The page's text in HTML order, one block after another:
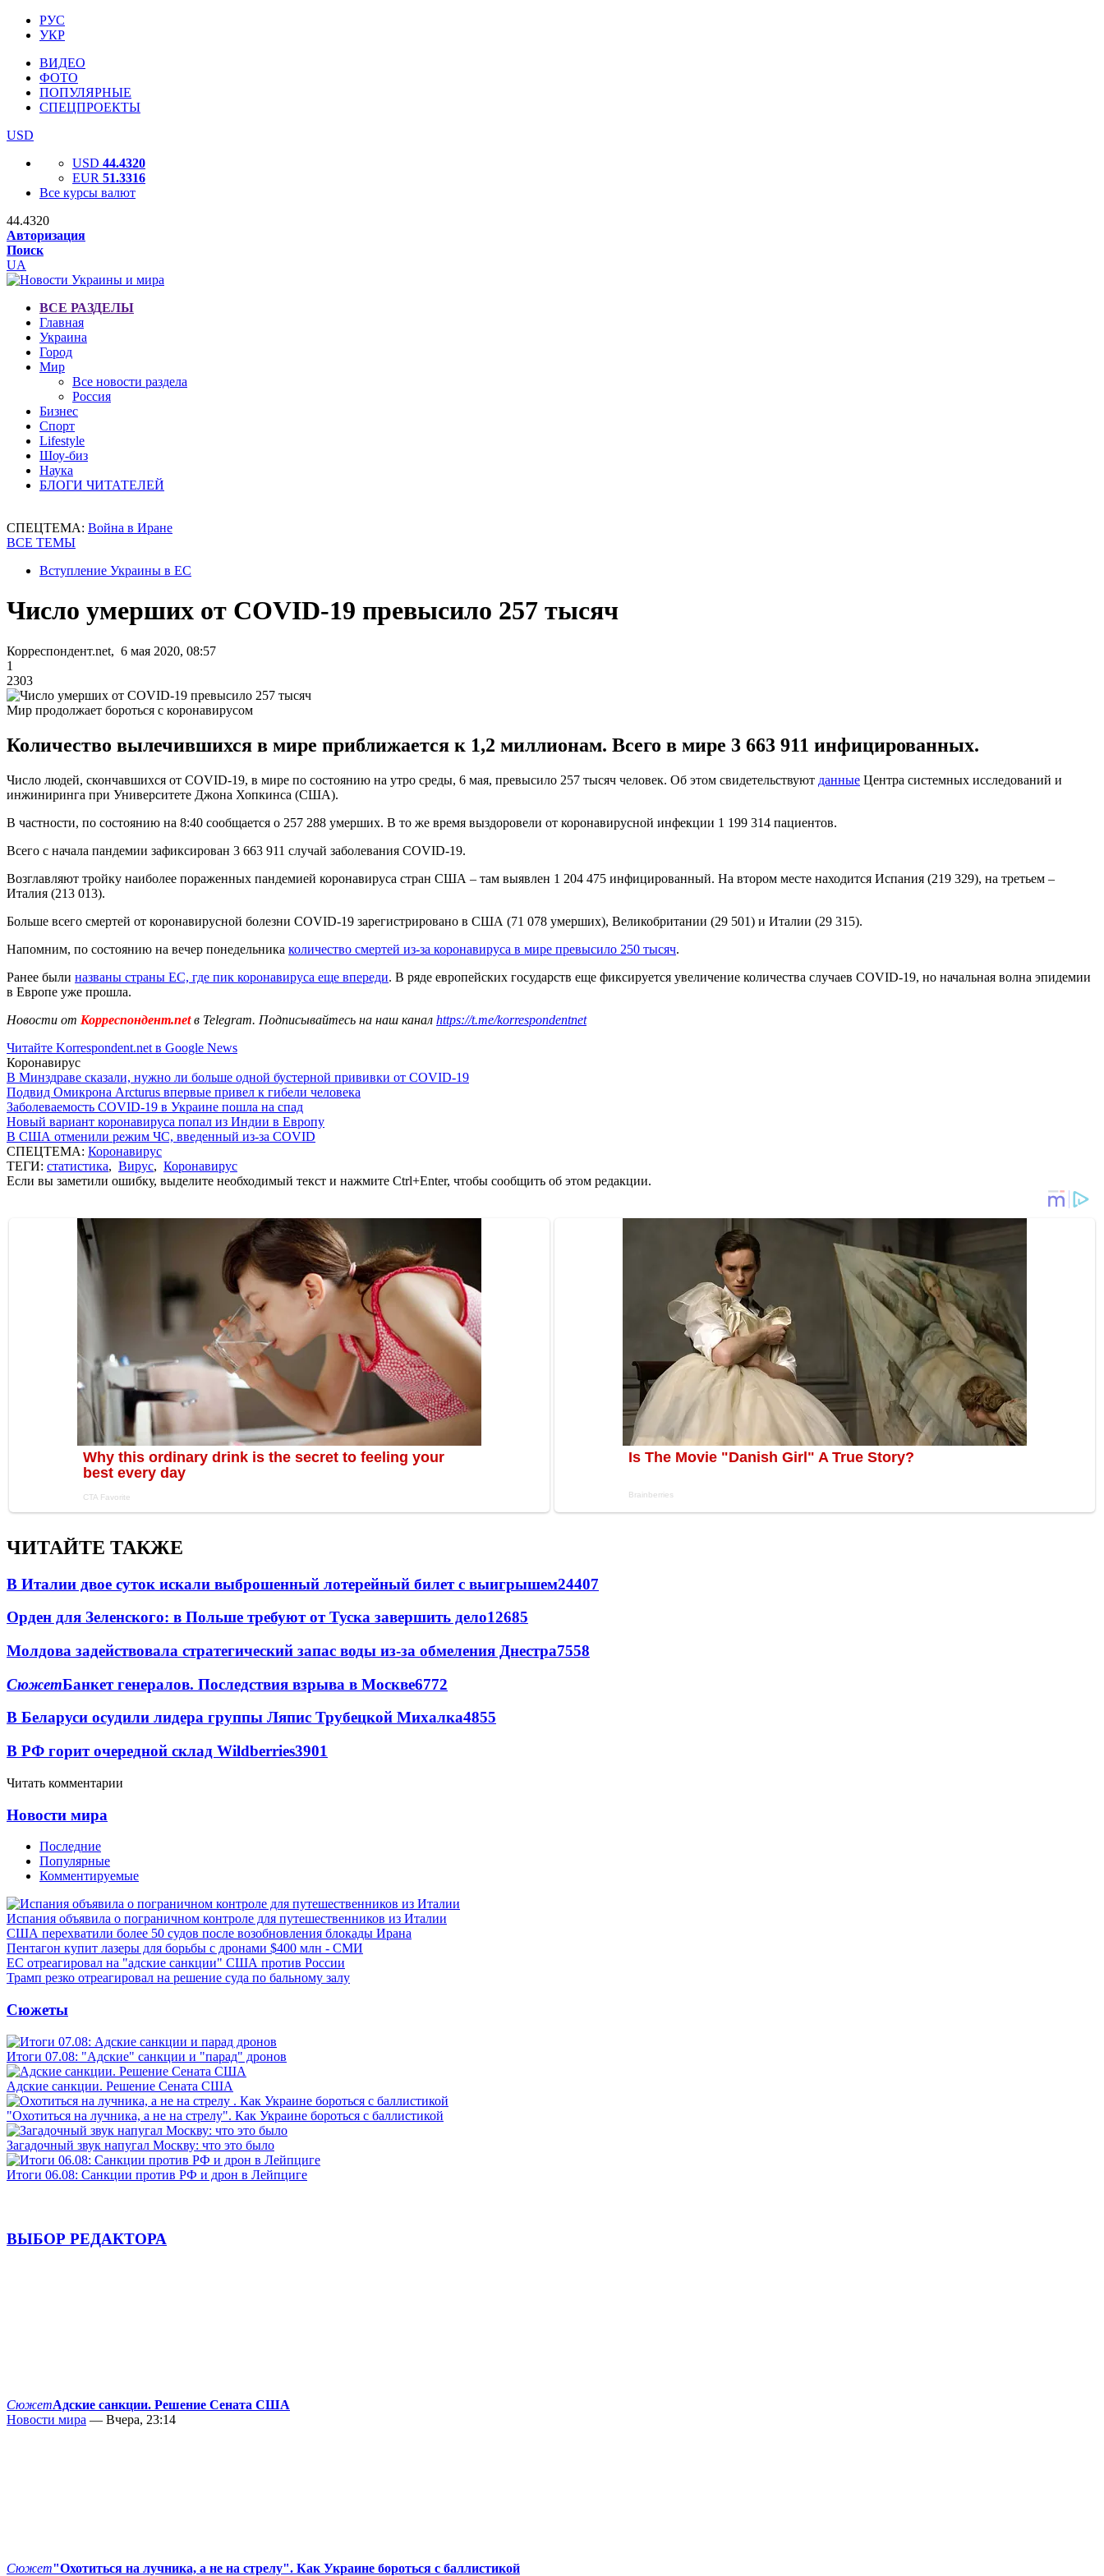
РУС
УКР
ВИДЕО
ФОТО
ПОПУЛЯРНЫЕ
СПЕЦПРОЕКТЫ
USD
USD 44.4320
EUR 51.3316
Все курсы валют
44.4320
Авторизация
Поиск
UA
ВСЕ РАЗДЕЛЫ
Главная
Украина
Город
Мир
Все новости раздела
Россия
Бизнес
Спорт
Lifestyle
Шоу-биз
Наука
БЛОГИ ЧИТАТЕЛЕЙ
СПЕЦТЕМА: Война в Иране
ВСЕ ТЕМЫ
Вступление Украины в ЕС
Число умерших от COVID-19 превысило 257 тысяч
Корреспондент.net, 6 мая 2020, 08:57
1
2303
Мир продолжает бороться с коронавирусом
Количество вылечившихся в мире приближается к 1,2 миллионам. Всего в мире 3 663 911 инфицированных.
Число людей, скончавшихся от COVID-19, в мире по состоянию на утро среды, 6 мая, превысило 257 тысяч человек. Об этом свидетельствуют данные Центра системных исследований и
инжиниринга при Университете Джона Хопкинса (США).
В частности, по состоянию на 8:40 сообщается о 257 288 умерших. В то же время выздоровели от коронавирусной инфекции 1 199 314 пациентов.
Всего с начала пандемии зафиксирован 3 663 911 случай заболевания COVID-19.
Возглавляют тройку наиболее пораженных пандемией коронавируса стран США – там выявлен 1 204 475 инфицированный. На втором месте находится Испания (219 329), на третьем –
Италия (213 013).
Больше всего смертей от коронавирусной болезни COVID-19 зарегистрировано в США (71 078 умерших), Великобритании (29 501) и Италии (29 315).
Напомним, по состоянию на вечер понедельника количество смертей из-за коронавируса в мире превысило 250 тысяч.
Ранее были названы страны ЕС, где пик коронавируса еще впереди. В ряде европейских государств еще фиксируется увеличение количества случаев COVID-19, но начальная волна эпидемии
в Европе уже прошла.
Новости от Корреспондент.netв Telegram. Подписывайтесь на наш канал https://t.me/korrespondentnet
Читайте Korrespondent.net в Google News
Коронавирус
В Минздраве сказали, нужно ли больше одной бустерной прививки от COVID-19
Подвид Омикрона Arcturus впервые привел к гибели человека
Заболеваемость COVID-19 в Украине пошла на спад
Новый вариант коронавируса попал из Индии в Европу
В США отменили режим ЧС, введенный из-за COVID
СПЕЦТЕМА: Коронавирус
ТЕГИ: статистика, Вирус, Коронавирус
Если вы заметили ошибку, выделите необходимый текст и нажмите Ctrl+Enter, чтобы сообщить об этом редакции.
ЧИТАЙТЕ ТАКЖЕ
В Италии двое суток искали выброшенный лотерейный билет с выигрышем24407
Орден для Зеленского: в Польше требуют от Туска завершить дело12685
Молдова задействовала стратегический запас воды из-за обмеления Днестра7558
СюжетБанкет генералов. Последствия взрыва в Москве6772
В Беларуси осудили лидера группы Ляпис Трубецкой Михалка4855
В РФ горит очередной склад Wildberries3901
Читать комментарии
Новости мира
Последние
Популярные
Комментируемые
Испания объявила о пограничном контроле для путешественников из Италии
США перехватили более 50 судов после возобновления блокады Ирана
Пентагон купит лазеры для борьбы с дронами $400 млн - СМИ
ЕС отреагировал на "адские санкции" США против России
Трамп резко отреагировал на решение суда по бальному залу
Сюжеты
Итоги 07.08: "Адские" санкции и "парад" дронов
Адские санкции. Решение Сената США
"Охотиться на лучника, а не на стрелу". Как Украине бороться с баллистикой
Загадочный звук напугал Москву: что это было
Итоги 06.08: Санкции против РФ и дрон в Лейпциге
ВЫБОР РЕДАКТОРА
СюжетАдские санкции. Решение Сената США
Новости мира — Вчера, 23:14
Сюжет"Охотиться на лучника, а не на стрелу". Как Украине бороться с баллистикой